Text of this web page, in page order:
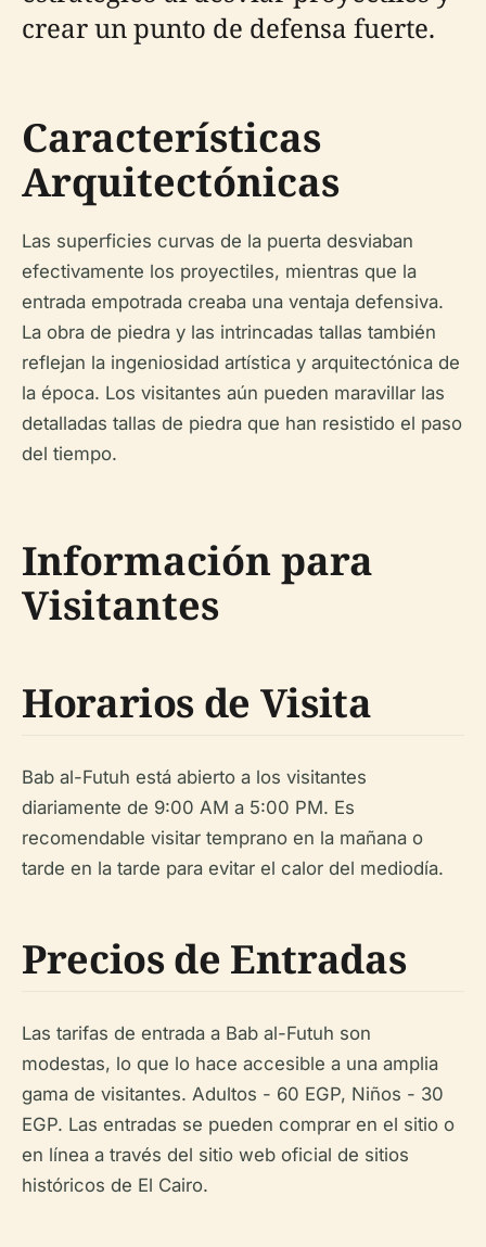
crear un punto de defensa fuerte.
Características
Arquitectónicas
Las superficies curvas de la puerta desviaban
efectivamente los proyectiles, mientras que la
entrada empotrada creaba una ventaja defensiva.
La obra de piedra y las intrincadas tallas también
reflejan la ingeniosidad artística y arquitectónica de
la época. Los visitantes aún pueden maravillar las
detalladas tallas de piedra que han resistido el paso
del tiempo.
Información para
Visitantes
Horarios de Visita
Bab al-Futuh está abierto a los visitantes
diariamente de 9:00 AM a 5:00 PM. Es
recomendable visitar temprano en la mañana o
tarde en la tarde para evitar el calor del mediodía.
Precios de Entradas
Las tarifas de entrada a Bab al-Futuh son
modestas, lo que lo hace accesible a una amplia
gama de visitantes. Adultos - 60 EGP, Niños - 30
EGP. Las entradas se pueden comprar en el sitio o
en línea a través del sitio web oficial de sitios
históricos de El Cairo.